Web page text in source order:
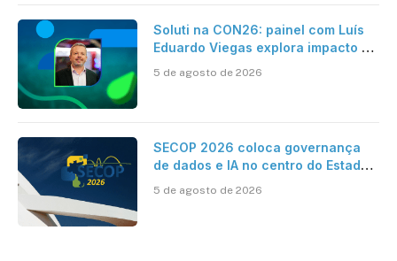
Soluti na CON26: painel com Luís
Eduardo Viegas explora impacto de
Contabilidade
5 de agosto de 2026
SECOP 2026 coloca governança
de dados e IA no centro do Estado
5 de agosto de 2026